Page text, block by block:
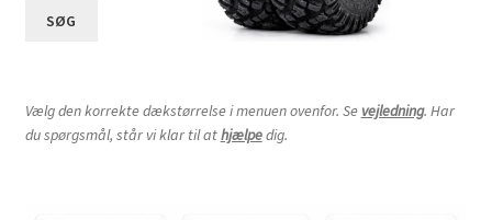
SØG
Vælg den korrekte dækstørrelse i menuen ovenfor. Se vejledning. Har
du spørgsmål, står vi klar til athjælpedig.